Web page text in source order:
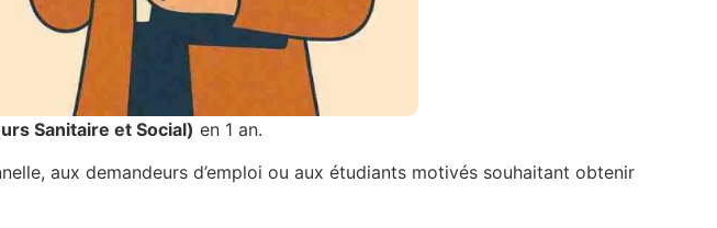
Sanitaire et Social) en 1 an.
aux demandeurs d’emploi ou aux étudiants motivés souhaitant obtenir